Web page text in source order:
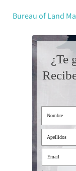
Bureau of Land
¿Te